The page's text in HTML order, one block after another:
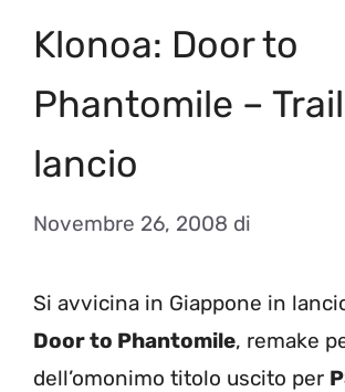
Klonoa: Door to
Phantomile –
lancio
Novembre 26, 2008 di
Si avvicina in Giappone in
Door to Phantomile, remake
dell’omonimo titolo uscito per